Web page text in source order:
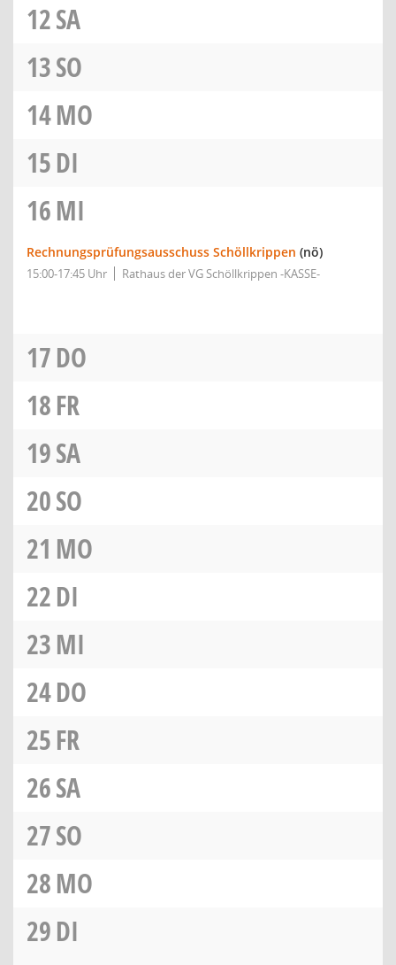
12SA
13SO
14MO
15DI
16MI
Rechnungsprüfungsausschuss Schöllkrippen (nö)
15:00-17:45 Uhr Rathaus der VG Schöllkrippen -KASSE-
17DO
18FR
19SA
20SO
21 MO
22DI
23MI
24DO
25FR
26SA
27SO
28MO
29DI